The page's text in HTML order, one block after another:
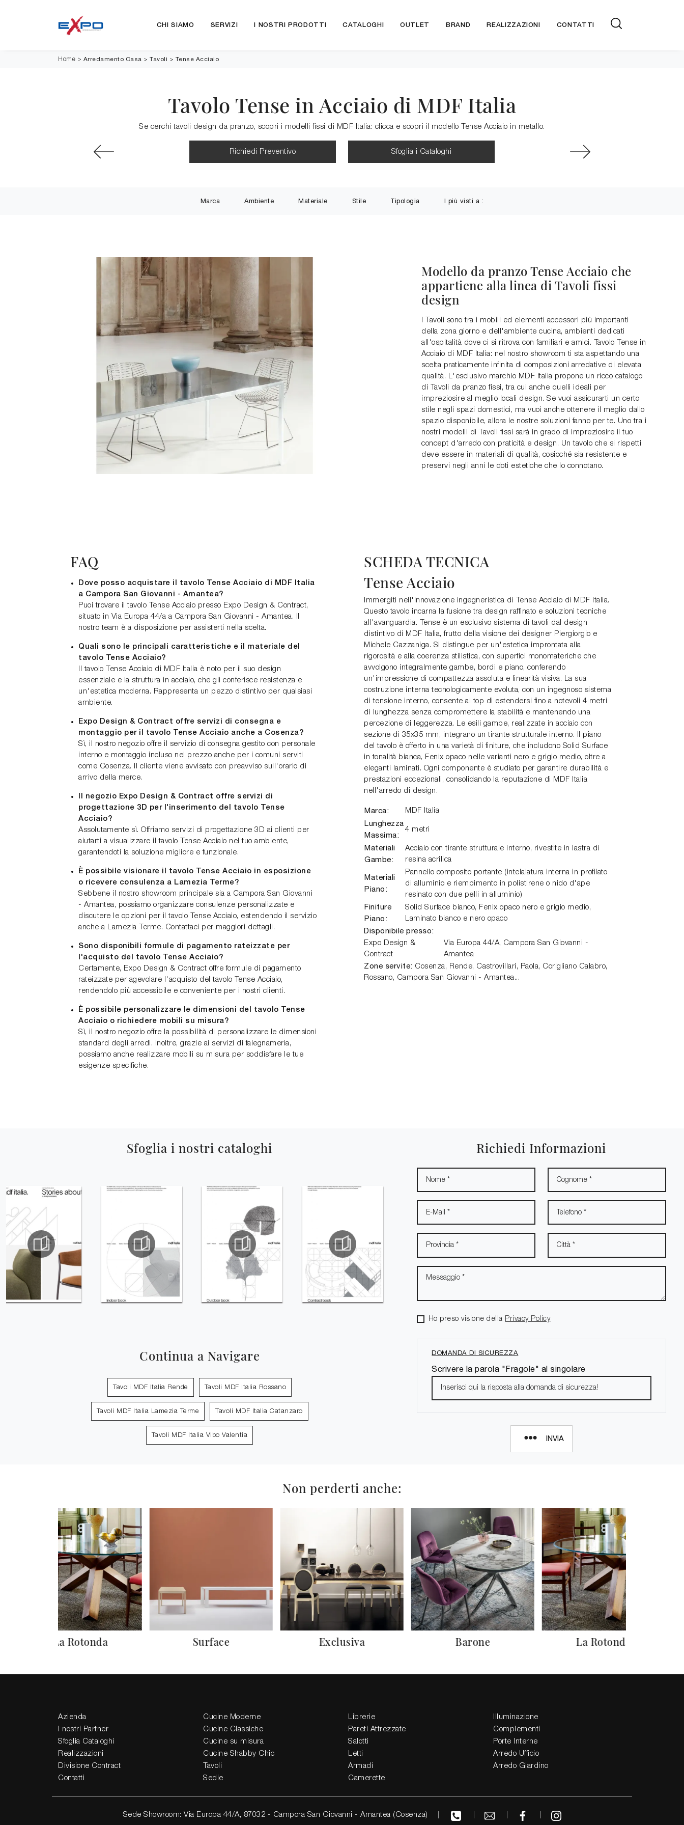
CHI SIAMO SERVIZI I NOSTRI PRODOTTI CATALOGHI OUTLET BRAND REALIZZAZIONI CONTATTI
Home > Arredamento Casa > Tavoli > Tense Acciaio
Tavolo Tense in Acciaio di MDF Italia
Se cerchi tavoli design da pranzo, scopri i modelli fissi di MDF Italia: clicca e scopri il modello Tense Acciaio in metallo.
Richiedi Preventivo Sfoglia i Cataloghi
Marca Ambiente Materiale Stile Tipologia I più visti a :
Modello da pranzo Tense Acciaio che
appartiene alla linea di Tavoli fissi
design
I Tavoli sono tra i mobili ed elementi accessori più importanti
della zona giorno e dell'ambiente cucina, ambienti dedicati
all'ospitalità dove ci si ritrova con familiari e amici. Tavolo Tense in
Acciaio di MDF Italia: nel nostro showroom ti sta aspettando una
scelta praticamente infinita di composizioni arredative di elevata
qualità. L'esclusivo marchio MDF Italia propone un ricco catalogo
di Tavoli da pranzo fissi, tra cui anche quelli ideali per
impreziosire al meglio locali design. Se vuoi assicurarti un certo
stile negli spazi domestici, ma vuoi anche ottenere il meglio dallo
spazio disponibile, allora le nostre soluzioni fanno per te. Uno tra i
nostri modelli di Tavoli fissi sarà in grado di impreziosire il tuo
concept d'arredo con praticità e design. Un tavolo che si rispetti
deve essere in materiali di qualità, cosicché sia resistente e
preservi negli anni le doti estetiche che lo connotano.
FAQ
Dove posso acquistare il tavolo Tense Acciaio di MDF Italia
a Campora San Giovanni - Amantea?
Puoi trovare il tavolo Tense Acciaio presso Expo Design & Contract,
situato in Via Europa 44/a a Campora San Giovanni - Amantea. Il
nostro team è a disposizione per assisterti nella scelta.
Quali sono le principali caratteristiche e il materiale del
tavolo Tense Acciaio?
Il tavolo Tense Acciaio di MDF Italia è noto per il suo design
essenziale e la struttura in acciaio, che gli conferisce resistenza e
un'estetica moderna. Rappresenta un pezzo distintivo per qualsiasi
ambiente.
Expo Design & Contract offre servizi di consegna e
montaggio per il tavolo Tense Acciaio anche a Cosenza?
Sì, il nostro negozio offre il servizio di consegna gestito con personale
interno e montaggio incluso nel prezzo anche per i comuni serviti
come Cosenza. Il cliente viene avvisato con preavviso sull'orario di
arrivo della merce.
Il negozio Expo Design & Contract offre servizi di
progettazione 3D per l'inserimento del tavolo Tense
Acciaio?
Assolutamente sì. Offriamo servizi di progettazione 3D ai clienti per
aiutarti a visualizzare il tavolo Tense Acciaio nel tuo ambiente,
garantendoti la soluzione migliore e funzionale.
È possibile visionare il tavolo Tense Acciaio in esposizione
o ricevere consulenza a Lamezia Terme?
Sebbene il nostro showroom principale sia a Campora San Giovanni
- Amantea, possiamo organizzare consulenze personalizzate e
discutere le opzioni per il tavolo Tense Acciaio, estendendo il servizio
anche a Lamezia Terme. Contattaci per maggiori dettagli.
Sono disponibili formule di pagamento rateizzate per
l'acquisto del tavolo Tense Acciaio?
Certamente, Expo Design & Contract offre formule di pagamento
rateizzate per agevolare l'acquisto del tavolo Tense Acciaio,
rendendolo più accessibile e conveniente per i nostri clienti.
È possibile personalizzare le dimensioni del tavolo Tense
Acciaio o richiedere mobili su misura?
Sì, il nostro negozio offre la possibilità di personalizzare le dimensioni
standard degli arredi. Inoltre, grazie ai servizi di falegnameria,
possiamo anche realizzare mobili su misura per soddisfare le tue
esigenze specifiche.
SCHEDA TECNICA
Tense Acciaio
Immergiti nell'innovazione ingegneristica di Tense Acciaio di MDF Italia.
Questo tavolo incarna la fusione tra design raffinato e soluzioni tecniche
all'avanguardia. Tense è un esclusivo sistema di tavoli dal design
distintivo di MDF Italia, frutto della visione dei designer Piergiorgio e
Michele Cazzaniga. Si distingue per un'estetica improntata alla
rigorosità e alla coerenza stilistica, con superfici monomateriche che
avvolgono integralmente gambe, bordi e piano, conferendo
un'impressione di compattezza assoluta e linearità visiva. La sua
costruzione interna tecnologicamente evoluta, con un ingegnoso sistema
di tensione interno, consente al top di estendersi fino a notevoli 4 metri
di lunghezza senza compromettere la stabilità e mantenendo una
percezione di leggerezza. Le esili gambe, realizzate in acciaio con
sezione di 35x35 mm, integrano un tirante strutturale interno. Il piano
del tavolo è offerto in una varietà di finiture, che includono Solid Surface
in tonalità bianca, Fenix opaco nelle varianti nero e grigio medio, oltre a
eleganti laminati. Ogni componente è studiato per garantire durabilità e
prestazioni eccezionali, consolidando la reputazione di MDF Italia
nell'arredo di design.
Marca: MDF Italia
Lunghezza
Massima:
4 metri
Materiali
Gambe:
Acciaio con tirante strutturale interno, rivestite in lastra di
resina acrilica
Materiali
Piano:
Pannello composito portante (intelaiatura interna in profilato
di alluminio e riempimento in polistirene o nido d'ape
resinato con due pelli in alluminio)
Finiture
Piano:
Solid Surface bianco, Fenix opaco nero e grigio medio,
Laminato bianco e nero opaco
Disponibile presso:
Expo Design &
Contract
Via Europa 44/A, Campora San Giovanni -
Amantea
Zone servite: Cosenza, Rende, Castrovillari, Paola, Corigliano Calabro,
Rossano, Campora San Giovanni - Amantea...
Sfoglia i nostri cataloghi
Continua a Navigare
Tavoli MDF Italia Rende Tavoli MDF Italia Rossano
Tavoli MDF Italia Lamezia Terme Tavoli MDF Italia Catanzaro
Tavoli MDF Italia Vibo Valentia
Richiedi Informazioni
Ho preso visione della Privacy Policy
DOMANDA DI SICUREZZA
Scrivere la parola "Fragole" al singolare
INVIA
Non perderti anche:
La Rotonda Surface Exclusiva Barone La Rotonda
Azienda
I nostri Partner
Sfoglia Cataloghi
Realizzazioni
Divisione Contract
Contatti
Cucine Moderne
Cucine Classiche
Cucine su misura
Cucine Shabby Chic
Tavoli
Sedie
Librerie
Pareti Attrezzate
Salotti
Letti
Armadi
Camerette
Illuminazione
Complementi
Porte Interne
Arredo Ufficio
Arredo Giardino
Sede Showroom: Via Europa 44/A, 87032 - Campora San Giovanni - Amantea (Cosenza)